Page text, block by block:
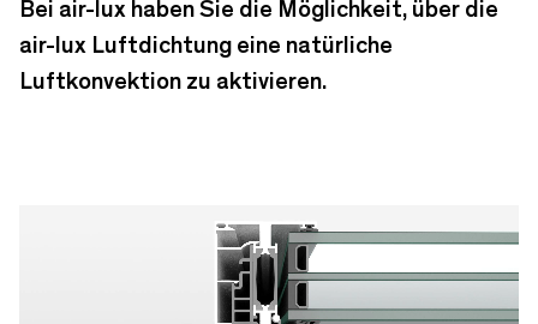
Bei air-lux haben Sie die Möglichkeit, über die
air-lux Luftdichtung eine natürliche
Luftkonvektion zu aktivieren.